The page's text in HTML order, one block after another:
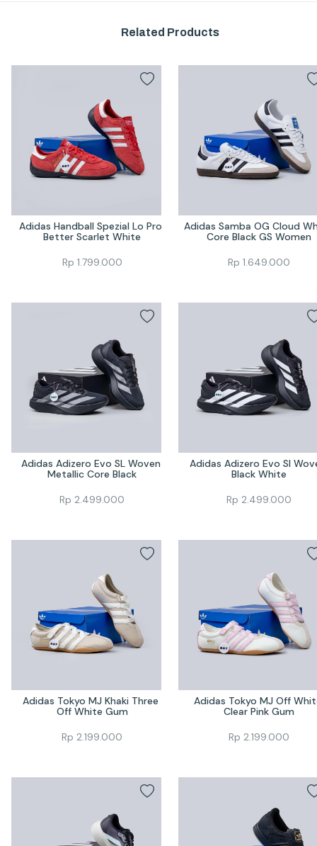
Related Products
Adidas Handball Spezial Lo Pro
Better Scarlet White
Rp 1.799.000
Adidas Samba OG Cloud
Core Black GS Women
Rp 1.649.000
Adidas Adizero Evo SL Woven
Metallic Core Black
Rp 2.499.000
Adidas Adizero Evo Sl
Black White
Rp 2.499.000
Adidas Tokyo MJ Khaki Three
Off White Gum
Rp 2.199.000
Adidas Tokyo MJ Off
Clear Pink Gum
Rp 2.199.000